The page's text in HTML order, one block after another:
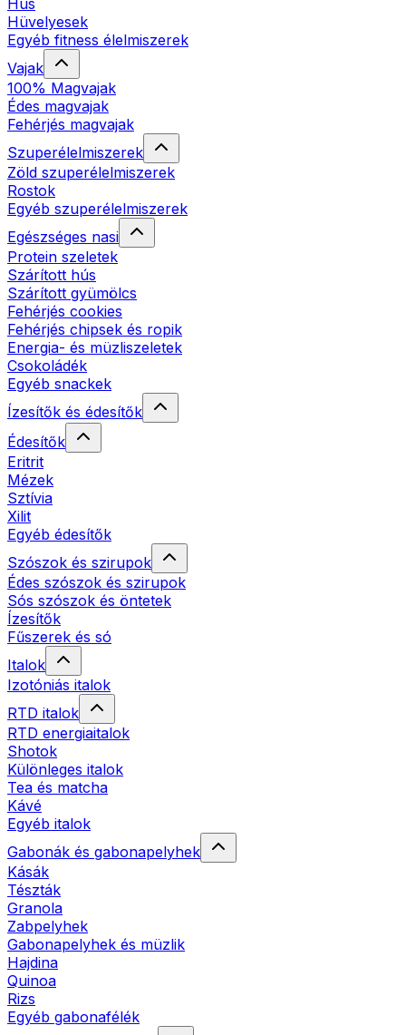
Hús
Hüvelyesek
Egyéb fitness élelmiszerek
Vajak
100% Magvajak
Édes magvajak
Fehérjés magvajak
Szuperélelmiszerek
Zöld szuperélelmiszerek
Rostok
Egyéb szuperélelmiszerek
Egészséges nasi
Protein szeletek
Szárított hús
Szárított gyümölcs
Fehérjés cookies
Fehérjés chipsek és ropik
Energia- és müzliszeletek
Csokoládék
Egyéb snackek
Ízesítők és édesítők
Édesítők
Eritrit
Mézek
Sztívia
Xilit
Egyéb édesítők
Szószok és szirupok
Édes szószok és szirupok
Sós szószok és öntetek
Ízesítők
Fűszerek és só
Italok
Izotóniás italok
RTD italok
RTD energiaitalok
Shotok
Különleges italok
Tea és matcha
Kávé
Egyéb italok
Gabonák és gabonapelyhek
Kásák
Tészták
Granola
Zabpelyhek
Gabonapelyhek és müzlik
Hajdina
Quinoa
Rizs
Egyéb gabonafélék